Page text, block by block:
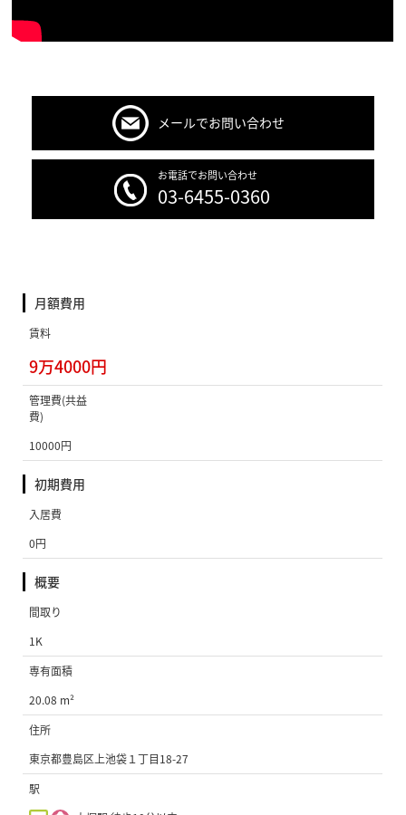
メールでお問い合わせ
お電話でお問い合わせ
03-6455-0360
月額費用
賃料
9万4000円
管理費(共益
費)
10000円
初期費用
入居費
0円
概要
間取り
1K
専有面積
20.08 m²
住所
東京都豊島区上池袋１丁目18-27
駅